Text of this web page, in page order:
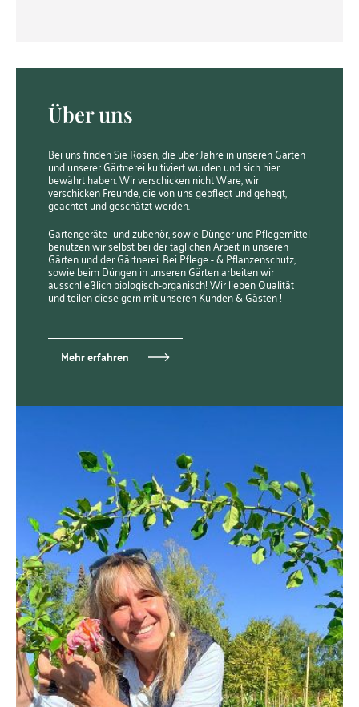
Über uns
Bei uns finden Sie Rosen, die über Jahre in unseren Gärten
und unserer Gärtnerei kultiviert wurden und sich hier
bewährt haben. Wir verschicken nicht Ware, wir
verschicken Freunde, die von uns gepflegt und gehegt,
geachtet und geschätzt werden.
Gartengeräte- und zubehör, sowie Dünger und Pflegemittel
benutzen wir selbst bei der täglichen Arbeit in unseren
Gärten und der Gärtnerei. Bei Pflege - & Pflanzenschutz,
sowie beim Düngen in unseren Gärten arbeiten wir
ausschließlich biologisch-organisch! Wir lieben Qualität
und teilen diese gern mit unseren Kunden & Gästen !
Mehr erfahren